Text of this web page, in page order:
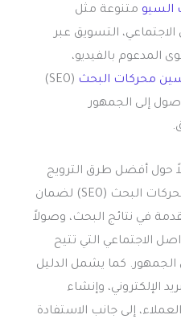
السيو متنوعة مثل
التسويق عبر
المدعوم بالفيديو،
محركات البحث
(SEO)
إلى الجمهور
حول أفضل طرق الترويج
الإلكتروني، بدءًا من تحسين محركات البحث (SEO) لضمان
في نتائج البحث، وصولاً
الاجتماعي التي تتيح
كما يشمل الدليل
الإلكتروني، وإنشاء
إلى جانب الاستفادة